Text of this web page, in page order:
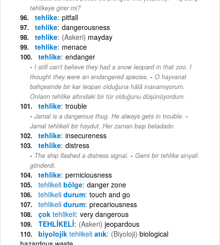
tehlikeye girer mi?
tehlike pitfall
tehlike dangerousness
tehlike (Askeri) mayday
tehlike menace
tehlike endanger
I still can't believe they had a snow leopard in that zoo. I
thought they were an endangered species. - O hayvanat
bahçesinde bir kar leoparı olduğuna hâlâ inanamıyorum.
Onların tehlike altındaki bir tür olduğunu düşünüyordum.
tehlike trouble
Jamal is a dangerous thug. He always gets in trouble. -
Jamal tehlikeli bir haydut. Her zaman başı beladadır.
tehlike insecureness
tehlike distress
The ship flashed a distress signal. - Gemi bir tehlike sinyali
gönderdi.
tehlike perniciousness
tehlikeli bölge danger zone
tehlikeli durum touch and go
tehlikeli durum precariousness
çok tehlikeli very dangerous
TEHLİKELİ (Askeri) jeopardous
biyolojik tehlikeli atık (Biyoloji) biological